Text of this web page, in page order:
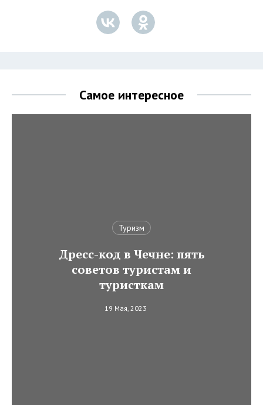
Самое интересное
Туризм
Дресс-код в Чечне: пять
советов туристам и
туристкам
19 Мая, 2023